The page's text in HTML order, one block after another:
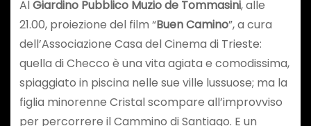
AlGiardino Pubblico Muzio de Tommasini, alle
21.00, proiezione del film “Buen Camino”, a cura
dell’Associazione Casa del Cinema di Trieste:
quella di Checco è una vita agiata e comodissima,
spiaggiato in piscina nelle sue ville lussuose; ma la
figlia minorenne Cristal scompare all’improvviso
per percorrere il Cammino di Santiago. E un